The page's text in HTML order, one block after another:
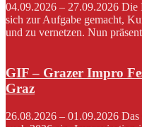
04.09.2026 – 27.09.2026
sich zur Aufgabe gemacht,
und zu vernetzen. Nun
GIF – Grazer Impro
Graz
26.08.2026 – 01.09.2026